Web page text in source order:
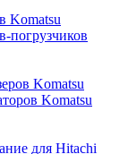
Komatsu
погрузчиков
Komatsu
Komatsu
для Hitachi